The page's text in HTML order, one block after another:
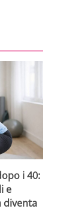
i 40:
e
diventa